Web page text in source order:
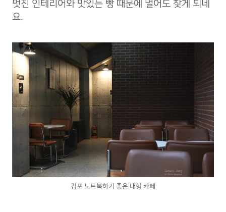
멋진 인테리어와 맛있는 빵 때문에 멀어도 찾게 되네
요.
김포 노트북하기 좋은 대형 카페